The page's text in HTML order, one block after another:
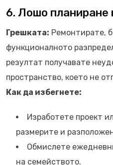
6. Лошо планиране
Грешката: Ремонтирате,
функционалното
резултат получавате
пространство, което не
Как да избегнете:
Изработете проект
размерите и
Обмислете
на семейството.